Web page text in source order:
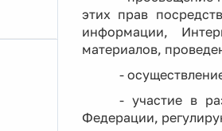
этих прав
информации,
материалов,
-
- участие в
Федерации,